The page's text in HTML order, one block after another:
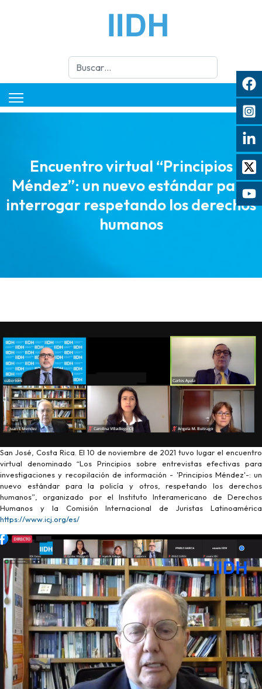
Buscar
Encuentro virtual “Principios
Méndez”: un nuevo estándar para
interrogar respetando los derechos
humanos
San José, Costa Rica. El 10 de noviembre de 2021 tuvo lugar el encuentro
virtual denominado “Los Principios sobre entrevistas efectivas para
investigaciones y recopilación de información - 'Principios Méndez'-: un
nuevo estándar para la policía y otros, respetando los derechos
humanos”, organizado por el Instituto Interamericano de Derechos
Humanos y la Comisión Internacional de Juristas Latinoamérica
https://www.icj.org/es/